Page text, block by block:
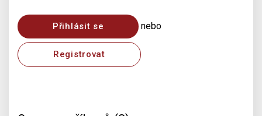
Přihlásit se nebo
Registrovat